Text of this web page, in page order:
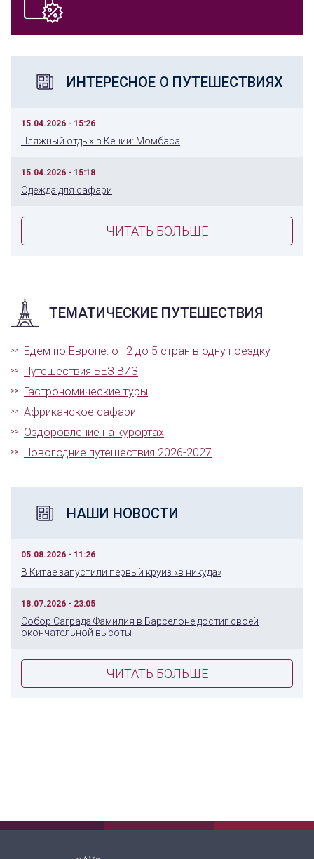
ИНТЕРЕСНОЕ О ПУТЕШЕСТВИЯХ
15.04.2026 - 15:26
Пляжный отдых в Кении: Момбаса
15.04.2026 - 15:18
Одежда для сафари
ЧИТАТЬ БОЛЬШЕ
ТЕМАТИЧЕСКИЕ ПУТЕШЕСТВИЯ
Едем по Европе: от 2 до 5 стран в одну поездку
Путешествия БЕЗ ВИЗ
Гастрономические туры
Африканское сафари
Оздоровление на курортах
Новогодние путешествия 2026-2027
НАШИ НОВОСТИ
05.08.2026 - 11:26
В Китае запустили первый круиз «в никуда»
18.07.2026 - 23:05
Собор Саграда Фамилия в Барселоне достиг своей
окончательной высоты
ЧИТАТЬ БОЛЬШЕ